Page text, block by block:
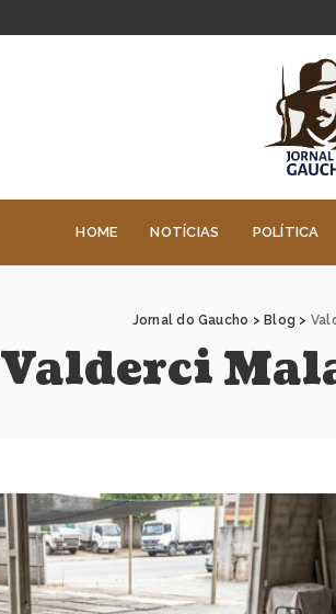
HOME NOTÍCIAS POLÍTICA
Jornal do Gaucho > Blog >
Valderci